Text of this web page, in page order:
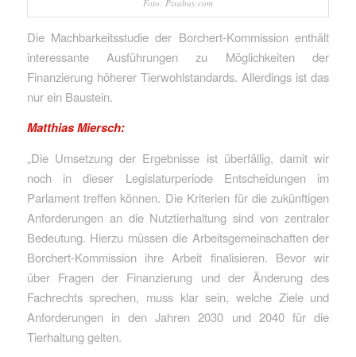
Foto: Pixabay.com
Die Machbarkeitsstudie der Borchert-Kommission enthält
interessante Ausführungen zu Möglichkeiten der
Finanzierung höherer Tierwohlstandards. Allerdings ist das
nur ein Baustein.
Matthias Miersch:
„Die Umsetzung der Ergebnisse ist überfällig, damit wir
noch in dieser Legislaturperiode Entscheidungen im
Parlament treffen können. Die Kriterien für die zukünftigen
Anforderungen an die Nutztierhaltung sind von zentraler
Bedeutung. Hierzu müssen die Arbeitsgemeinschaften der
Borchert-Kommission ihre Arbeit finalisieren. Bevor wir
über Fragen der Finanzierung und der Änderung des
Fachrechts sprechen, muss klar sein, welche Ziele und
Anforderungen in den Jahren 2030 und 2040 für die
Tierhaltung gelten.